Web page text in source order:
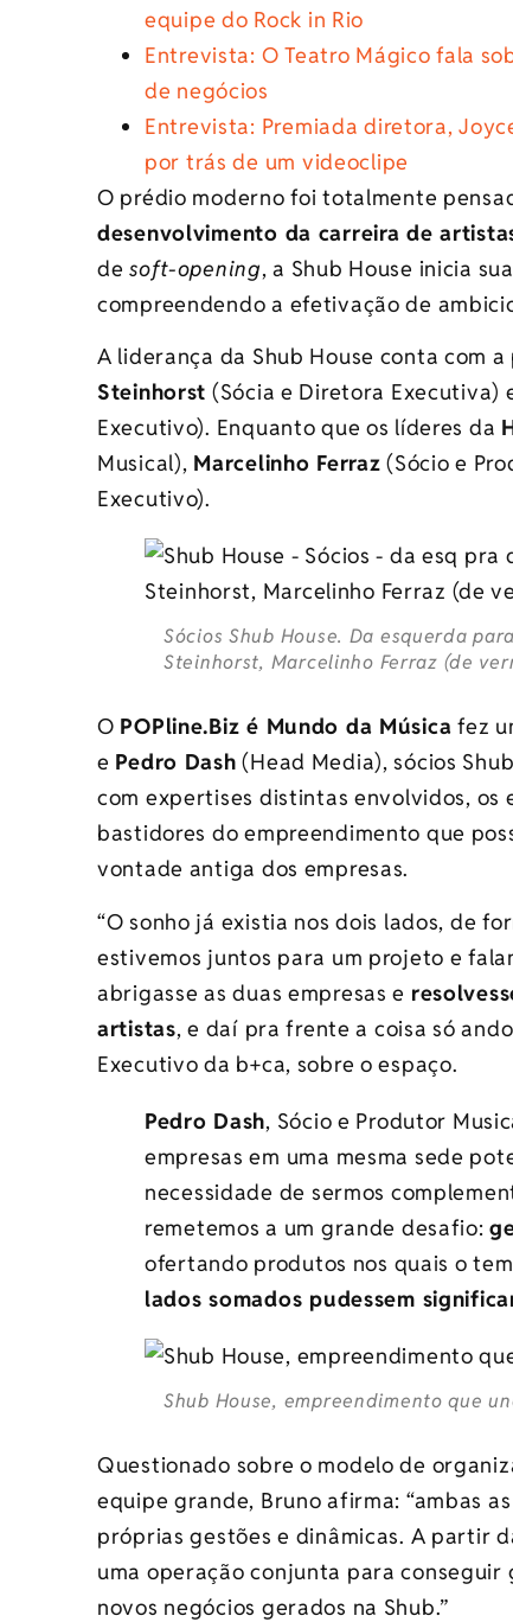
equipe do Rock in Rio
Entrevista: O Teatro Mágico fala
de negócios
Entrevista: Premiada diretora,
por trás de um videoclipe
O prédio moderno foi totalmente
desenvolvimento da carreira de
desoft-opening, a Shub House inicia
compreendendo a efetivação de
A liderança da Shub House conta com
Steinhorst (Sócia e Diretora Executiva)
Executivo). Enquanto que os líderes da
Musical), Marcelinho Ferraz (Sócio e
Executivo).
Sócios Shub House. Da esquerda
Steinhorst, Marcelinho Ferraz (de
O POPline.Biz é Mundo da Música fez
e Pedro Dash (Head Media), sócios
com expertises distintas envolvidos, os
bastidores do empreendimento que
vontade antiga dos empresas.
“O sonho já existia nos dois lados, de
estivemos juntos para um projeto e
abrigasse as duas empresas e
artistas, e daí pra frente a coisa só
Executivo da b+ca, sobre o espaço.
Pedro Dash, Sócio e Produtor
empresas em uma mesma sede
necessidade de sermos
remetemos a um grande desafio:
ofertando produtos nos quais o
lados somados pudessem
Shub House, empreendimento que
Questionado sobre o modelo de
equipe grande, Bruno afirma: “ambas
próprias gestões e dinâmicas. A partir
uma operação conjunta para conseguir
novos negócios gerados na Shub.”